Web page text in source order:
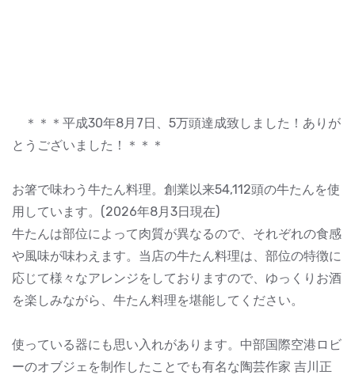
＊＊＊平成30年8月7日、5万頭達成致しました！ありが
とうございました！＊＊＊
お箸で味わう牛たん料理。創業以来54,112頭の牛たんを使
用しています。(2026年8月3日現在)
牛たんは部位によって肉質が異なるので、それぞれの食感
や風味が味わえます。当店の牛たん料理は、部位の特徴に
応じて様々なアレンジをしておりますので、ゆっくりお酒
を楽しみながら、牛たん料理を堪能してください。
使っている器にも思い入れがあります。中部国際空港ロビ
ーのオブジェを制作したことでも有名な陶芸作家 吉川正